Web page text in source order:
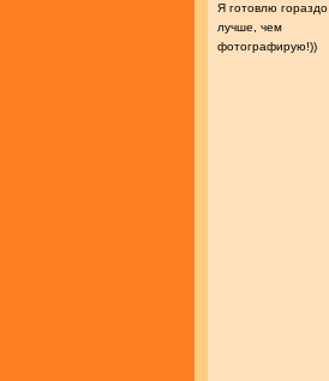
Я готовлю гораздо
лучше, чем
фотографирую!))